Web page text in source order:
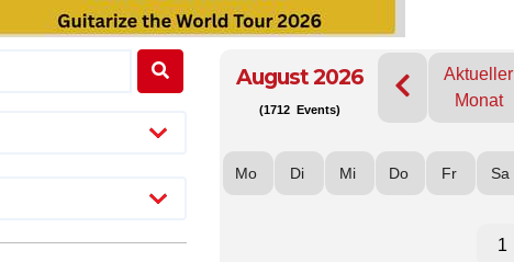
August 2026
(1712 Events)
Aktueller
Monat
Mo Di Mi Do Fr Sa
1